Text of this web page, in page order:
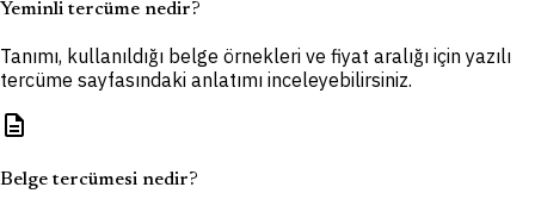
Yeminli tercüme nedir?
Tanımı, kullanıldığı belge örnekleri ve fiyat aralığı için yazılı
tercüme sayfasındaki anlatımı inceleyebilirsiniz.
description
Belge tercümesi nedir?